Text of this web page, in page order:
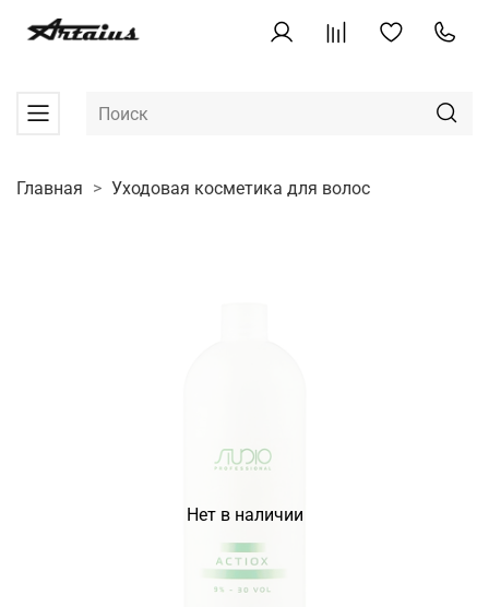
Главная Уходовая косметика для волос
Нет в наличии